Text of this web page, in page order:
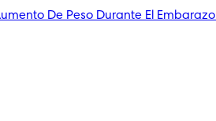
De Peso Durante El Embarazo